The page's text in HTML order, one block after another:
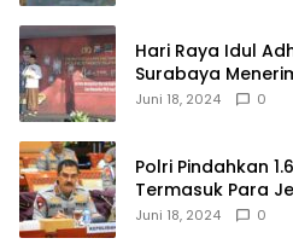
Hari Raya Idul
Surabaya
Hewan Kurban
Juni 18, 2024 0
Polri Pindahkan
Termasuk Para
Juni 18, 2024 0